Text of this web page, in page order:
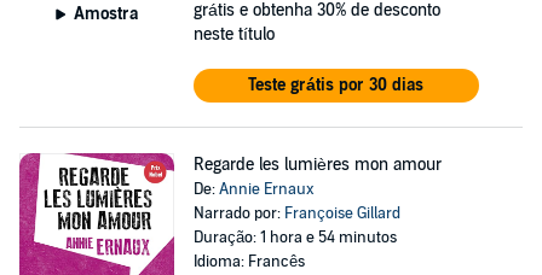
Amostra
grátis e obtenha 30% de desconto
neste título
Teste grátis por 30 dias
Regarde les lumières mon amour
De:Annie Ernaux
Narrado por: Françoise Gillard
Duração: 1 hora e 54 minutos
Idioma: Francês